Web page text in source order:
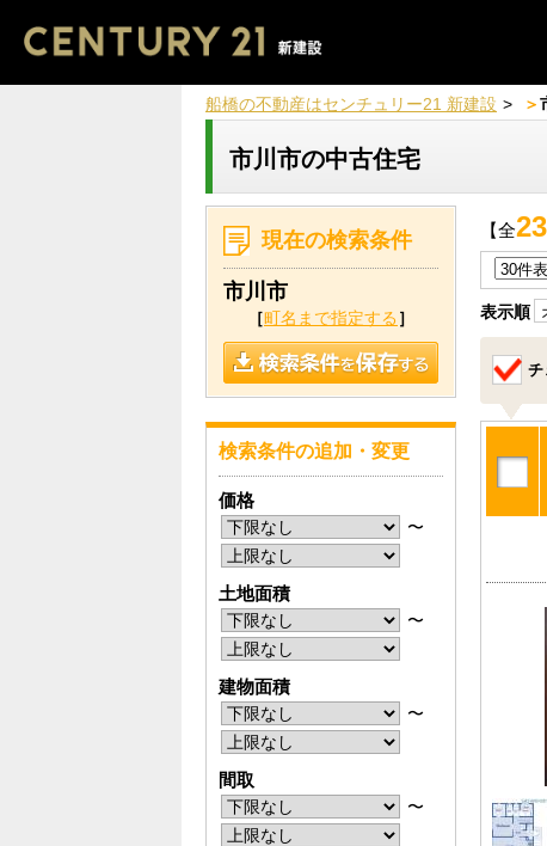
船橋の不動産はセンチュリー21 新建設
市川市の中古住宅
【全
表示順
チ
現在の検索条件
市川市
［町名まで指定する ］
検索条件の追加・変更
価格
〜
土地面積
〜
建物面積
〜
間取
〜